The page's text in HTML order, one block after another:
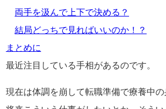
両手を汲んで上下で決める？
結局どっちで見ればいいのか！？
まとめに
最近注目している手相があるのです。
現在は体調を崩して転職準備で療養中